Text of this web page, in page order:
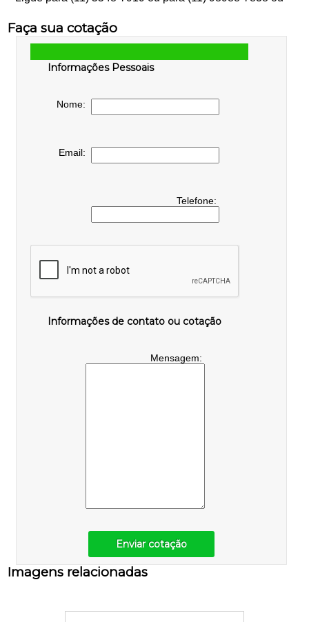
Faça sua cotação
Informações Pessoais
Nome:
Email:
Telefone:
Informações de contato ou cotação
Mensagem:
Enviar cotação
Imagens relacionadas